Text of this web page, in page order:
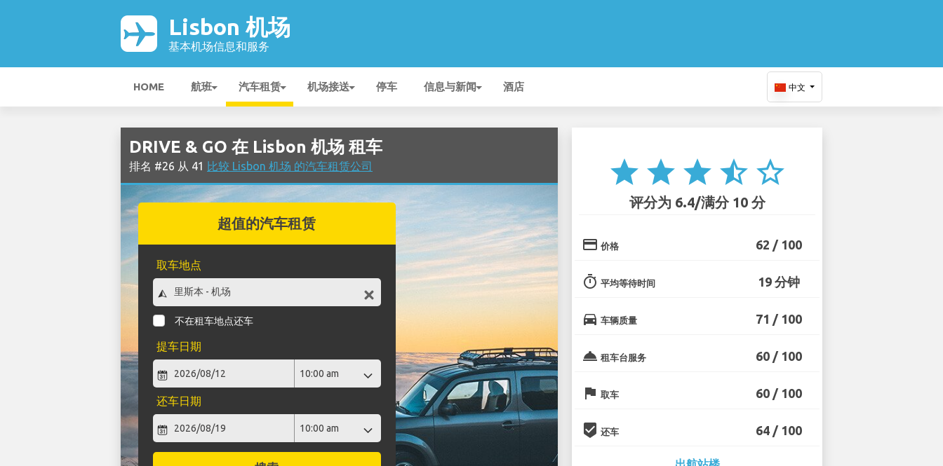
Lisbon 机场
基本机场信息和服务
HOME 航班 汽车租赁 机场接送 停车 信息与新闻 酒店 中文
DRIVE & GO 在 Lisbon 机场 租车
排名 #26 从 41 比较 Lisbon 机场 的汽车租赁公司
超值的汽车租赁
取车地点
不在租车地点还车
提车日期
还车日期
star star star star_half star_border
评分为 6.4/满分 10 分
credit_card 价格 62 / 100
timer 平均等待时间 19 分钟
directions_car 车辆质量 71 / 100
room_service 租车台服务 60 / 100
flag 取车 60 / 100
beenhere 还车 64 / 100